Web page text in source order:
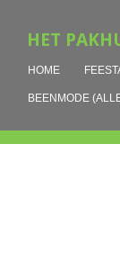
direct
hoofdinhoud
HET
HOME
BEENMODE